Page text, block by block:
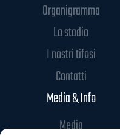
Organigramma
Lo stadio
I nostri tifosi
Contatti
Media & Info
Media